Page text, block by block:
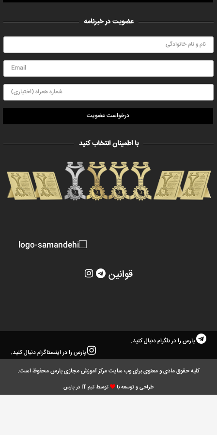
عضویت در خبرنامه
درخواست عضویت
با اطمینان انتخاب کنید
قوانین
پارس را در تلگرام دنبال کنید.
پارس را در اینستاگرام دنبال کنید.
کلیه حقوق مادی و معنوی برای وب سایت مرکز آموزش مجازی پارس محفوظ است.
طراحی و توسعه با توسط تیم IT در پارس